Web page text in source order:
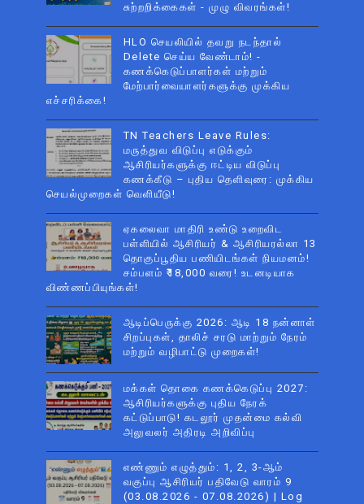
சுற்றறிக்கைகள் - முழு விவரங்கள்!
HLO செயலியில் தவறு நடந்தால்
Delete செய்ய வேண்டாம்! -
கணக்கெடுப்பாளர்கள் மற்றும்
மேற்பார்வையாளர்களுக்கு முக்கிய
எச்சரிக்கை!
TN Teachers Leave Rules:
மருத்துவ விடுப்பு எடுக்கும்
ஆசிரியர்களுக்கு ஈட்டிய விடுப்பு
கணக்கீடு – புதிய தெளிவுரை: முக்கிய
செயல்முறைகள் வெளியீடு!
ஏகலைவா மாதிரி உண்டு உறைவிட
பள்ளியில் ஆசிரியர் & ஆசிரியரல்லா 13
தொகுப்பூதிய பணியிடங்கள் நியமனம்!
சம்பளம் ₹18,000 வரை! உடனடியாக
விண்ணப்பியுங்கள்!
ஆடிப்பெருக்கு 2026: ஆடி 18 நன்னாள்
சிறப்புகள், தாலிச் சரடு மாற்றும் நேரம்
மற்றும் வழிபாட்டு முறைகள்!
மக்கள் தொகை கணக்கெடுப்பு 2027:
ஆசிரியர்களுக்கு புதிய நேரக்
கட்டுப்பாடு! கடலூர் முதன்மை கல்வி
அலுவலர் அதிரடி அறிவிப்பு
எண்ணும் எழுத்தும்: 1, 2, 3-ஆம்
வகுப்பு ஆசிரியர் பதிவேடு வாரம் 9
(03.08.2026 - 07.08.2026) | Log